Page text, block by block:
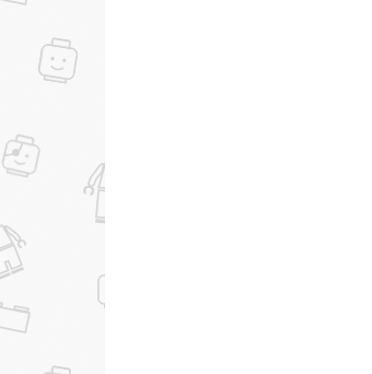
Участвуйте в конкурсах и
Подробные условия всех